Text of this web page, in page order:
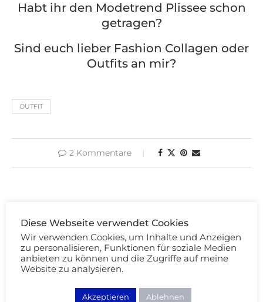
Habt ihr den Modetrend Plissee schon
getragen?
Sind euch lieber Fashion Collagen oder
Outfits an mir?
OUTFIT
2 Kommentare
DAS KÖNNTE DICH AUCH INTERESSIEREN:
Diese Webseite verwendet Cookies
Wir verwenden Cookies, um Inhalte und Anzeigen
zu personalisieren, Funktionen für soziale Medien
anbieten zu können und die Zugriffe auf meine
Website zu analysieren.
Akzeptieren Ablehnen